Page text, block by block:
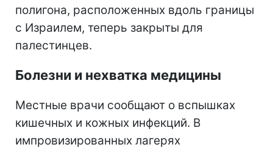
полигона, расположенных вдоль границы
с Израилем, теперь закрыты для
палестинцев.
Болезни и нехватка медицины
Местные врачи сообщают о вспышках
кишечных и кожных инфекций. В
импровизированных лагерях